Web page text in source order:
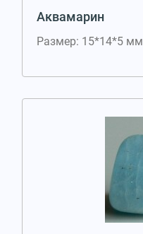
Аквамарин
Размер: 15*14*5 мм